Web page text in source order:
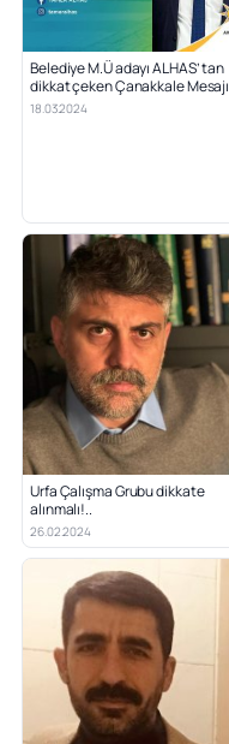
Belediye M.Ü adayı ALHAS’ tan
dikkat çeken Çanakkale Mesajı
18.03.2024
Urfa Çalışma Grubu dikkate
alınmalı!..
26.02.2024